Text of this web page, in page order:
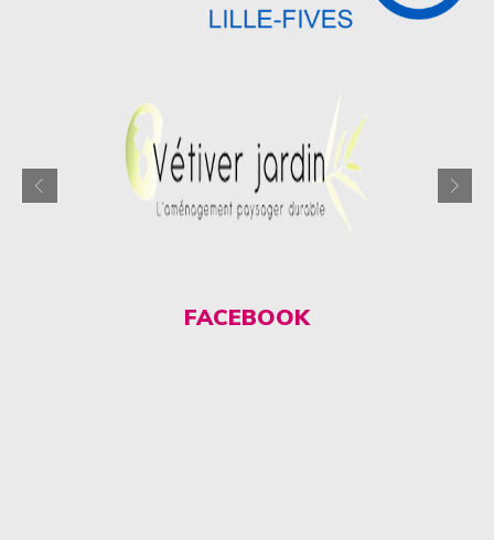
FACEBOOK